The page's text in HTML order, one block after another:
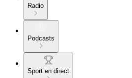
Radio
Podcasts
Sport en direct